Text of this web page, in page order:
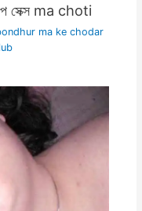
সেক্স ma choti
ma ke chodar